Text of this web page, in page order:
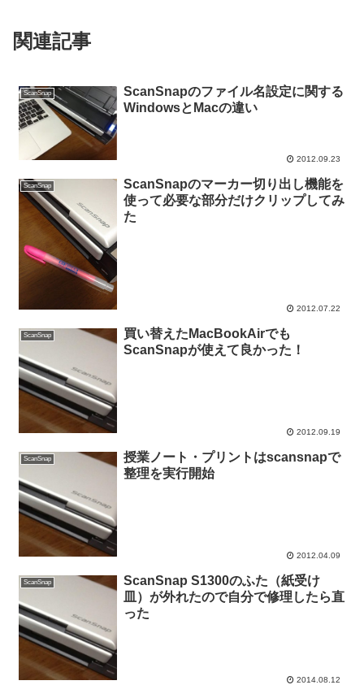
関連記事
ScanSnap
ScanSnapのファイル名設定に関する
WindowsとMacの違い
2012.09.23
ScanSnap
ScanSnapのマーカー切り出し機能を
使って必要な部分だけクリップしてみ
た
2012.07.22
ScanSnap
買い替えたMacBookAirでも
ScanSnapが使えて良かった！
2012.09.19
ScanSnap
授業ノート・プリントはscansnapで
整理を実行開始
2012.04.09
ScanSnap
ScanSnap S1300のふた（紙受け
皿）が外れたので自分で修理したら直
った
2014.08.12